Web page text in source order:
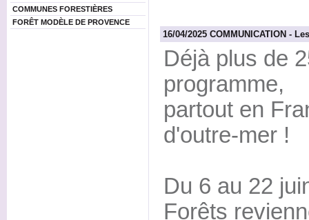
COMMUNES FORESTIÈRES
FORÊT MODÈLE DE PROVENCE
16/04/2025 COMMUNICATION -
Déjà plus de
programme,
partout en
d'outre-mer !
Du 6 au 22
Forêts